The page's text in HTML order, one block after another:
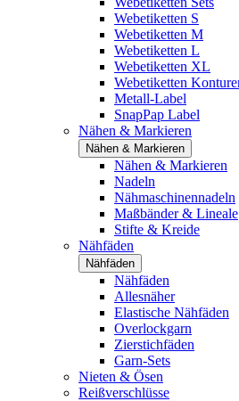
Webetiketten S
Webetiketten M
Webetiketten L
Webetiketten XL
Webetiketten
Metall-Label
SnapPap Label
Nähen & Markieren
Nähen & Markieren
Nähen & Markieren
Nadeln
Nähmaschinennadeln
Maßbänder & Lineale
Stifte & Kreide
Nähfäden
Nähfäden
Nähfäden
Allesnäher
Elastische Nähfäden
Overlockgarn
Zierstichfäden
Garn-Sets
Nieten & Ösen
Reißverschlüsse